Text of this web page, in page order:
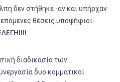
δεν στήθηκε -αν και υπήρχαν
θέσεις υποψήφιοι-
διαδικασία των
δυο κομματικοί